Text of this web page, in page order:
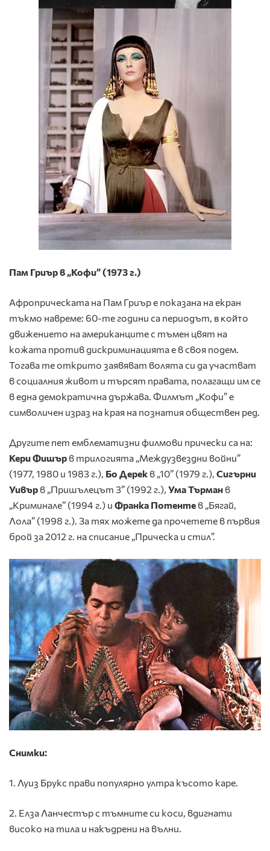
Пам Гриър в „Кофи” (1973 г.)
Афроприческата на Пам Гриър е показана на екран
тъкмо навреме: 60-те години са периодът, в който
движението на американците с тъмен цвят на
кожата против дискриминацията е в своя подем.
Тогава те открито заявяват волята си да участват
в социалния живот и търсят правата, полагащи им се
в една демократична държава. Филмът „Кофи” е
символичен израз на края на познатия обществен ред.
Другите пет емблематизни филмови прически са на:
Кери Фишър в трилогията „Междузвездни войни”
(1977, 1980 и 1983 г.), Бо Дерек в „10” (1979 г.), Сигърни
Уивър в „Пришълецът 3” (1992 г.), Ума Търман в
„Криминале” (1994 г.) и Франка Потенте в „Бягай,
Лола” (1998 г.). За тях можете да прочетете в първия
брой за 2012 г. на списание „Прическа и стил”.
Снимки:
1. Луиз Брукс прави популярно ултра късото каре.
2. Елза Ланчестър с тъмните си коси, вдигнати
високо на тила и накъдрени на вълни.